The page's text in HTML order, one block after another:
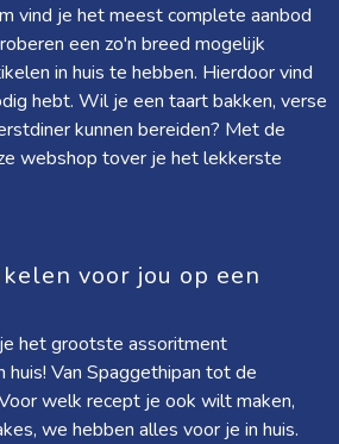
vind je het meest complete aanbod
een zo'n breed mogelijk
in huis te hebben. Hierdoor vind
hebt. Wil je een taart bakken, verse
kunnen bereiden? Met de
webshop tover je het lekkerste
voor jou op een
het grootste assoritment
Van Spaggethipan tot de
welk recept je ook wilt maken,
we hebben alles voor je in huis.